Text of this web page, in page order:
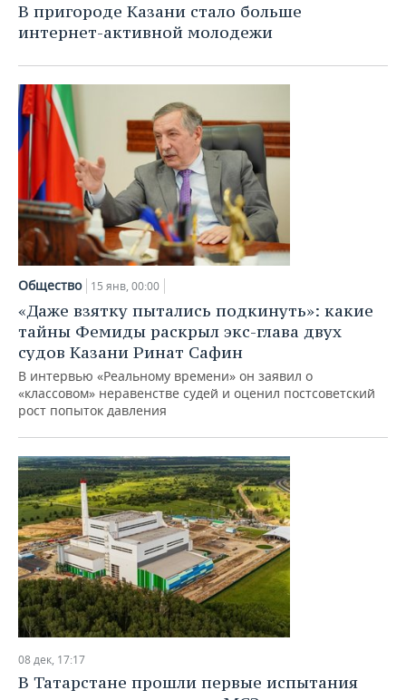
В пригороде Казани стало больше
интернет-активной молодежи
Общество 15 янв, 00:00
«Даже взятку пытались подкинуть»: какие
тайны Фемиды раскрыл экс-глава двух
судов Казани Ринат Сафин
В интервью «Реальному времени» он заявил о
«классовом» неравенстве судей и оценил постсоветский
рост попыток давления
08 дек, 17:17
В Татарстане прошли первые испытания